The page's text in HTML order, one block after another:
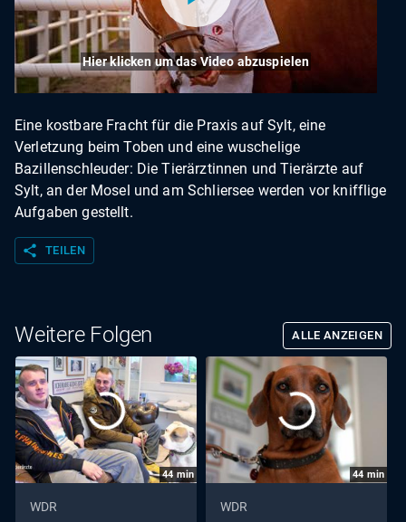
Hier klicken um das Video abzuspielen
Eine kostbare Fracht für die Praxis auf Sylt, eine
Verletzung beim Toben und eine wuschelige
Bazillenschleuder: Die Tierärztinnen und Tierärzte auf
Sylt, an der Mosel und am Schliersee werden vor knifflige
Aufgaben gestellt.
share TEILEN
Weitere Folgen ALLE ANZEIGEN
44 min
WDR
44 min
WDR